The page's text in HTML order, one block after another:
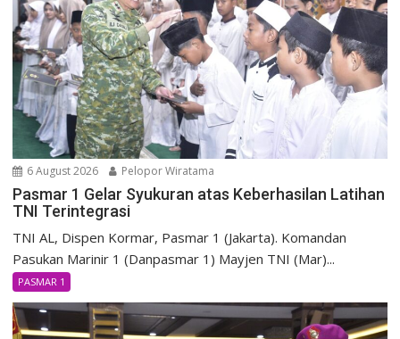
6 August 2026 Pelopor Wiratama
Pasmar 1 Gelar Syukuran atas Keberhasilan Latihan
TNI Terintegrasi
TNI AL, Dispen Kormar, Pasmar 1 (Jakarta). Komandan
Pasukan Marinir 1 (Danpasmar 1) Mayjen TNI (Mar)...
PASMAR 1